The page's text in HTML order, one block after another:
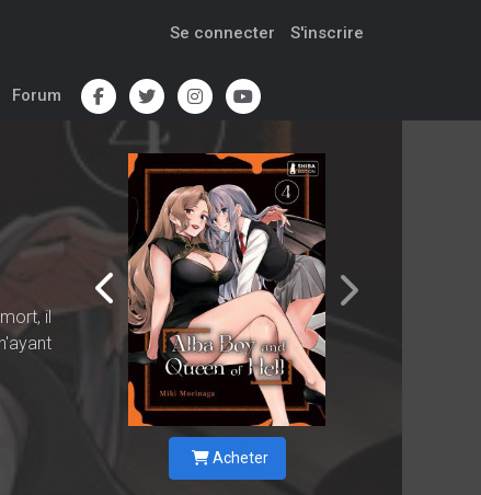
Se connecter S'inscrire
Forum
il
Acheter